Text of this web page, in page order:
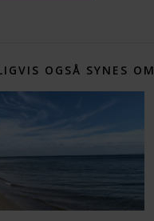
OGSÅ SYNES OM